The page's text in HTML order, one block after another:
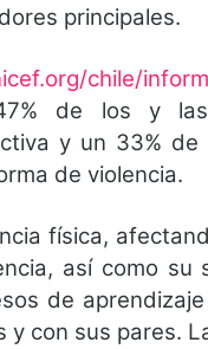
principales.
chile/
de los y las
y un 33%
de violencia.
física,
así como su
de
con sus pares.